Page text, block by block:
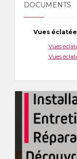
DOCUMENTS
Vues
Vues
Vues